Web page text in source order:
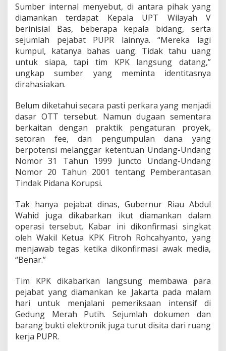
g
a
T
e
l
i
a
s
u
K
o
r
p
s
P
r
o
y
e
k
Sumber internal menyebut, di antara pihak yang
diamankan terdapat Kepala UPT Wilayah V
berinisial Bas, beberapa kepala bidang, serta
sejumlah pejabat PUPR lainnya. “Mereka lagi
kumpul, katanya bahas uang. Tidak tahu uang
untuk siapa, tapi tim KPK langsung datang,”
ungkap sumber yang meminta identitasnya
dirahasiakan.
Belum diketahui secara pasti perkara yang menjadi
dasar OTT tersebut. Namun dugaan sementara
berkaitan dengan praktik pengaturan proyek,
setoran fee, dan pengumpulan dana yang
berpotensi melanggar ketentuan Undang-Undang
Nomor 31 Tahun 1999 juncto Undang-Undang
Nomor 20 Tahun 2001 tentang Pemberantasan
Tindak Pidana Korupsi.
Tak hanya pejabat dinas, Gubernur Riau Abdul
Wahid juga dikabarkan ikut diamankan dalam
operasi tersebut. Kabar ini dikonfirmasi singkat
oleh Wakil Ketua KPK Fitroh Rohcahyanto, yang
menjawab tegas ketika dikonfirmasi awak media,
“Benar.”
Tim KPK dikabarkan langsung membawa para
pejabat yang diamankan ke Jakarta pada malam
hari untuk menjalani pemeriksaan intensif di
Gedung Merah Putih. Sejumlah dokumen dan
barang bukti elektronik juga turut disita dari ruang
kerja PUPR.